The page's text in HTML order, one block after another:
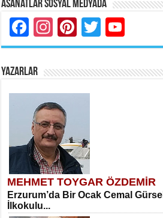
Asanatlar Sosyal Medyada
Facebook
Instagram
Pinterest
Twitter
YAZARLAR
MEHMET TOYGAR ÖZDEMİR
Erzurum’da Bir Ocak Cemal Gürsel
İlkokulu...